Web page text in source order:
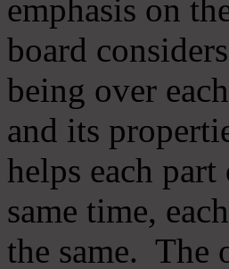
emphasis on
board
being over
and its
helps each
same time,
the same. The